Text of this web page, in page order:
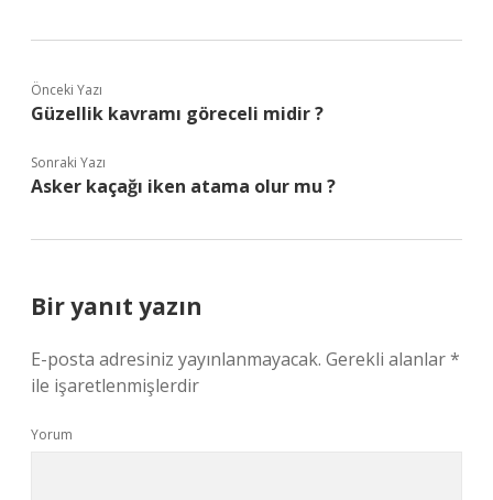
Önceki Yazı
Güzellik kavramı göreceli midir ?
Sonraki Yazı
Asker kaçağı iken atama olur mu ?
Bir yanıt yazın
E-posta adresiniz yayınlanmayacak. Gerekli alanlar*
ile işaretlenmişlerdir
Yorum